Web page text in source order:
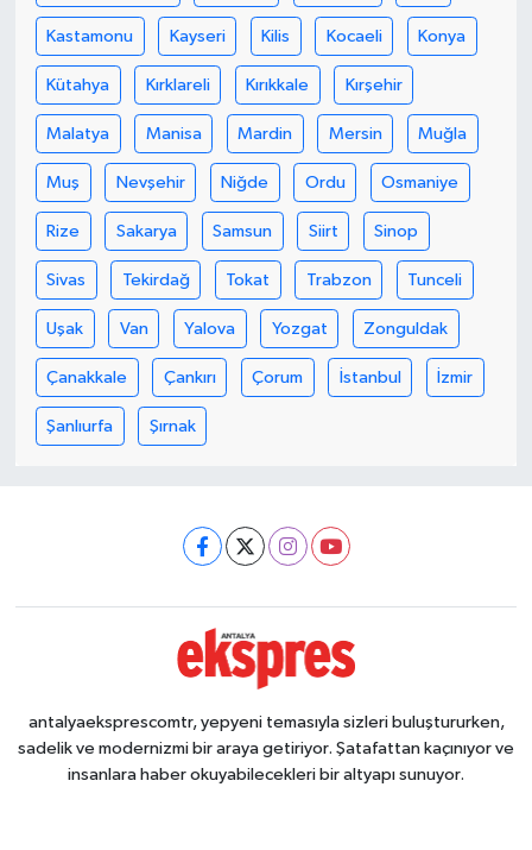
Kastamonu Kayseri Kilis Kocaeli Konya
Kütahya Kırklareli Kırıkkale Kırşehir
Malatya Manisa Mardin Mersin Muğla
Muş Nevşehir Niğde Ordu Osmaniye
Rize Sakarya Samsun Siirt Sinop
Sivas Tekirdağ Tokat Trabzon Tunceli
Uşak Van Yalova Yozgat Zonguldak
Çanakkale Çankırı Çorum İstanbul İzmir
Şanlıurfa Şırnak
antalyaeksprescomtr, yepyeni temasıyla sizleri buluştururken,
sadelik ve modernizmi bir araya getiriyor. Şatafattan kaçınıyor ve
insanlara haber okuyabilecekleri bir altyapı sunuyor.